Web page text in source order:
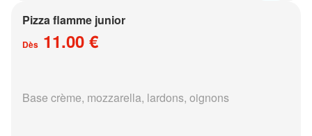
Pizza flamme junior
Dès 11.00 €
Base crème, mozzarella, lardons, oignons